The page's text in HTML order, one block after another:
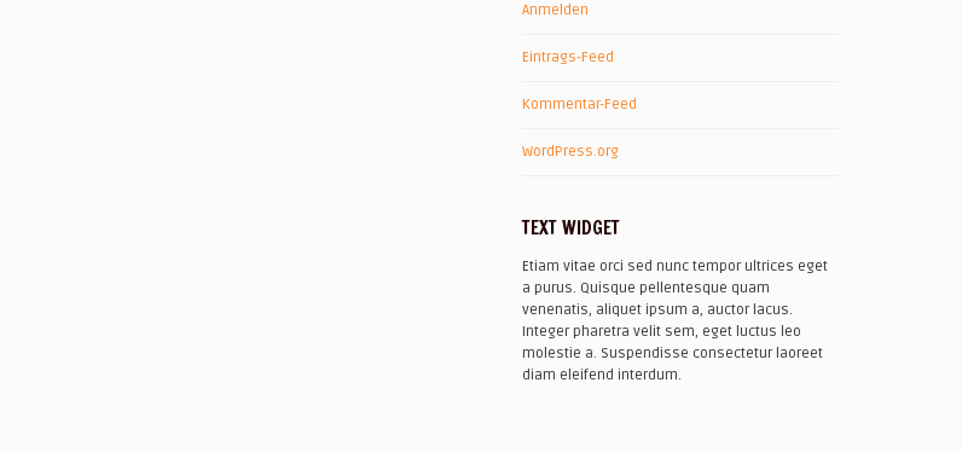
Anmelden
Eintrags-Feed
Kommentar-Feed
WordPress.org
TEXT WIDGET
Etiam vitae orci sed nunc tempor ultrices eget
a purus. Quisque pellentesque quam
venenatis, aliquet ipsum a, auctor lacus.
Integer pharetra velit sem, eget luctus leo
molestie a. Suspendisse consectetur laoreet
diam eleifend interdum.